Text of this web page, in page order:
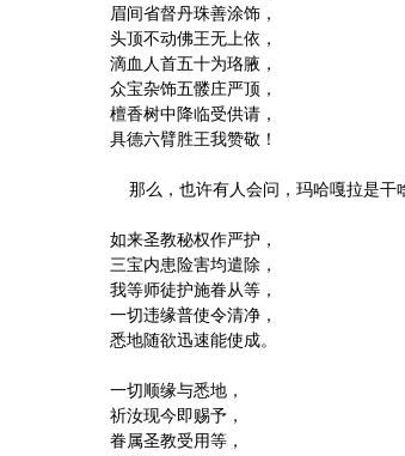
眉间省督丹珠善涂饰，
头顶不动佛王无上依，
滴血人首五十为珞腋，
众宝杂饰五髅庄严顶，
檀香树中降临受供请，
具德六臂胜王我赞敬！
那么，也许有人会问，玛哈嘎拉是干
如来圣教秘权作严护，
三宝内患险害均遣除，
我等师徒护施眷从等，
一切违缘普使令清净，
悉地随欲迅速能使成。
一切顺缘与悉地，
祈汝现今即赐予，
眷属圣教受用等，